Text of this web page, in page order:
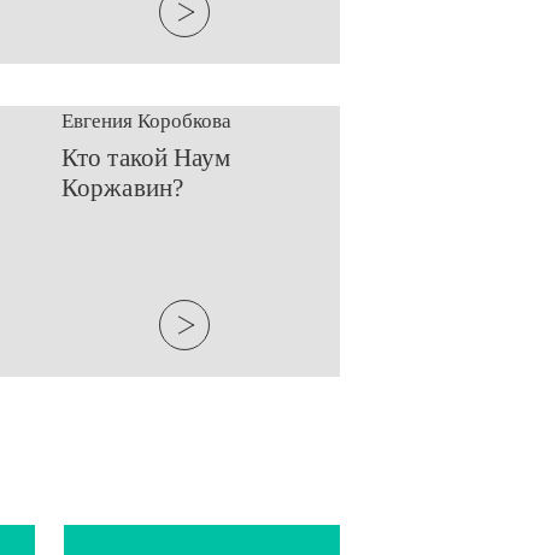
Евгения Коробкова
​Кто такой Наум
Коржавин?